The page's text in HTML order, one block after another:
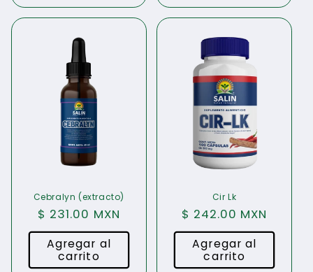
Cebralyn (extracto)
Precio
habitual
$ 231.00 MXN
Agregar al
carrito
Cir Lk
Precio
habitual
$ 242.00 MXN
Agregar al
carrito